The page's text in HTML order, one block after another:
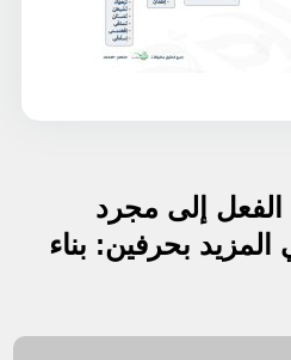
الفعل إلى مجرد
المزيد بحرفين: بناء